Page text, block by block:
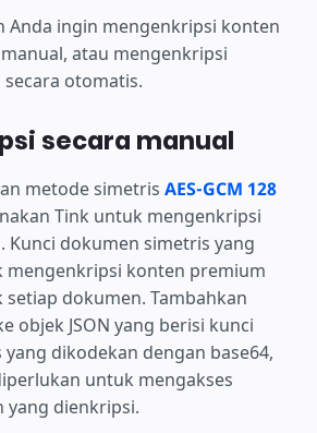
Anda ingin mengenkripsi konten
atau mengenkripsi
otomatis.
secara manual
metode simetris AES-GCM 128
Tink untuk mengenkripsi
Kunci dokumen simetris yang
mengenkripsi konten premium
dokumen. Tambahkan
objek JSON yang berisi kunci
dikodekan dengan base64,
untuk mengakses
yang dienkripsi.